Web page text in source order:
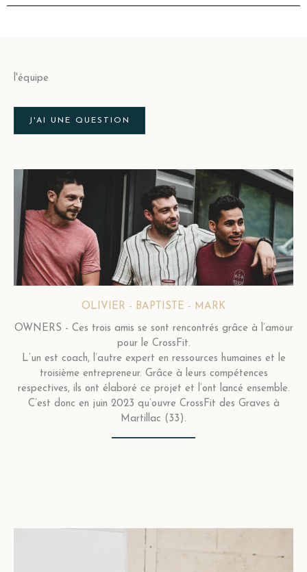
l'équipe
J'AI UNE QUESTION
OLIVIER - BAPTISTE - MARK
OWNERS - Ces trois amis se sont rencontrés grâce à l’amour
pour le CrossFit.
L’un est coach, l’autre expert en ressources humaines et le
troisième entrepreneur. Grâce à leurs compétences
respectives, ils ont élaboré ce projet et l’ont lancé ensemble.
C’est donc en juin 2023 qu’ouvre CrossFit des Graves à
Martillac (33).